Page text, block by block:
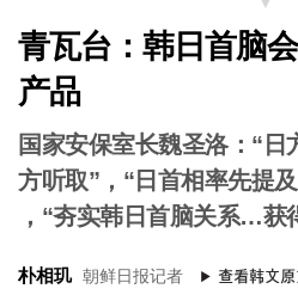
青瓦台：韩日首脑
产品
国家安保室长魏圣洛：“
方听取”，“日首相率先提
，“夯实韩日首脑关系…获
朴相玑 朝鲜日报记者